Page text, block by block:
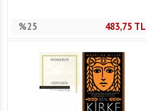
%25 483,75TL